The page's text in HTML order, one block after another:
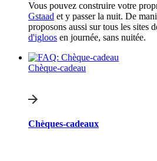
Vous pouvez construire votre
Gstaad et y passer la nuit. De
proposons aussi sur tous les sites
d'igloos en journée, sans nuitée.
Chèque-cadeau
Chèques-cadeaux